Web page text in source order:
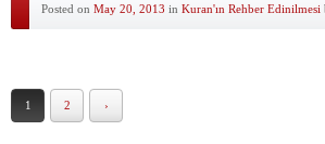
Posted on May 20, 2013 in Kuran'ın Rehber Edinilmesi
1 2 ›